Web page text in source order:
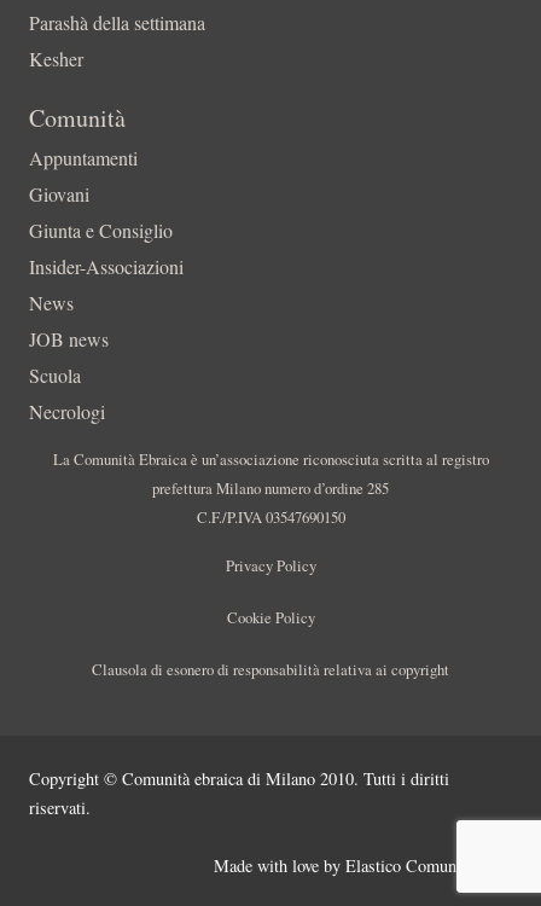
Parashà della settimana
Kesher
Comunità
Appuntamenti
Giovani
Giunta e Consiglio
Insider-Associazioni
News
JOB news
Scuola
Necrologi
La Comunità Ebraica è un’associazione riconosciuta scritta al registro
prefettura Milano numero d’ordine 285
C.F./P.IVA 03547690150
Privacy Policy
Cookie Policy
Clausola di esonero di responsabilità relativa ai copyright
Copyright © Comunità ebraica di Milano 2010. Tutti i diritti
riservati.
Made with love by Elastico Comunicazione